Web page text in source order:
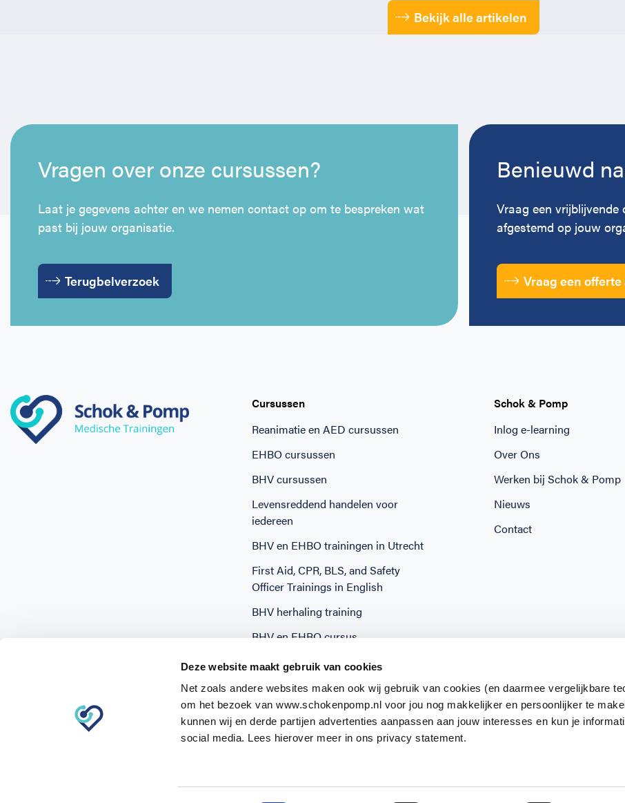
Deze website maakt gebruik van cookies
Net zoals andere websites maken ook wij gebruik van cookies (en daarmee vergelijkbare
om het bezoek van www.schokenpomp.nl voor jou nog makkelijker en persoonlijker te
kunnen wij en derde partijen advertenties aanpassen aan jouw interesses en kun je
social media. Lees hierover meer in ons privacy statement.
Bekijk alle artikelen
Vragen over onze cursussen?
Laat je gegevens achter en we nemen contact op om te bespreken wat
past bij jouw organisatie.
Terugbelverzoek
Benieuwd
Vraag een
afgestemd op jouw
Vraag een offerte
Cursussen
Reanimatie en AED cursussen
EHBO cursussen
BHV cursussen
Levensreddend handelen voor
iedereen
BHV en EHBO trainingen in Utrecht
First Aid, CPR, BLS, and Safety
Officer Trainings in English
BHV herhaling training
BHV en EHBO cursus
BHV training in een halve dag
Schok & Pomp
Inlog e-learning
Over Ons
Werken bij Schok & Pomp
Nieuws
Contact